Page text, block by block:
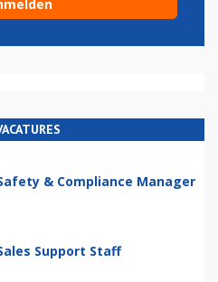
& Compliance Manager
Support Staff